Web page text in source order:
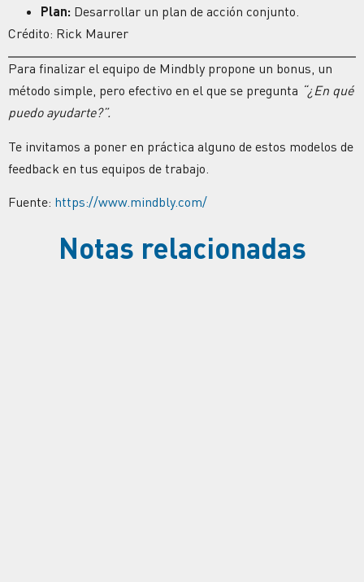
Plan: Desarrollar un plan de acción conjunto.
Crédito: Rick Maurer
Para finalizar el equipo de Mindbly propone un bonus, un
método simple, pero efectivo en el que se pregunta “¿En qué
puedo ayudarte?”.
Te invitamos a poner en práctica alguno de estos modelos de
feedback en tus equipos de trabajo.
Fuente: https://www.mindbly.com/
Notas relacionadas